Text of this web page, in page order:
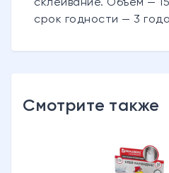
склеивание. Объем —
срок годности — 3
Смотрите также